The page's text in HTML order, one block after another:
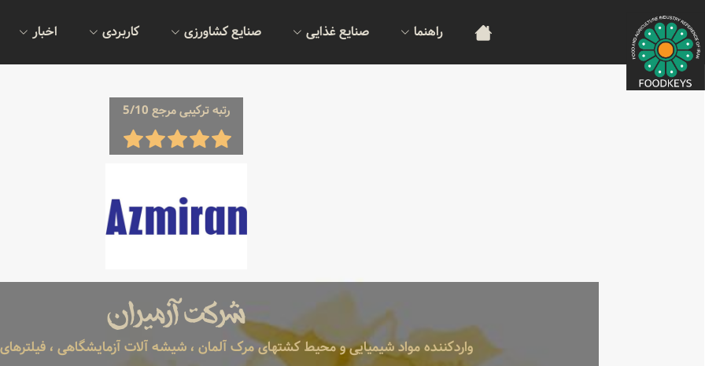
راهنما صنایع غذایی صنایع کشاورزی کاربردی اخبار
رتبه ترکیبی مرجع 5/10
شرکت آزمیران
واردکننده مواد شیمیایی و محیط کشتهای مرک آلمان ، شیشه آلات آزمایشگاهی ،